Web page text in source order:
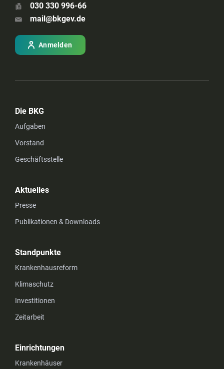
030 330 996-66
mail@bkgev.de
Anmelden
Die BKG
Aufgaben
Vorstand
Geschäftsstelle
Aktuelles
Presse
Publikationen & Downloads
Standpunkte
Krankenhausreform
Klimaschutz
Investitionen
Zeitarbeit
Einrichtungen
Krankenhäuser